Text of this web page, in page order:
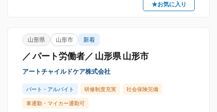
★お気に入り
山形県 山形市 新着
／ パート労働者／ 山形県 山形市
アートチャイルドケア株式会社
パート・アルバイト 研修制度充実 社会保険完備
車通勤・マイカー通勤可